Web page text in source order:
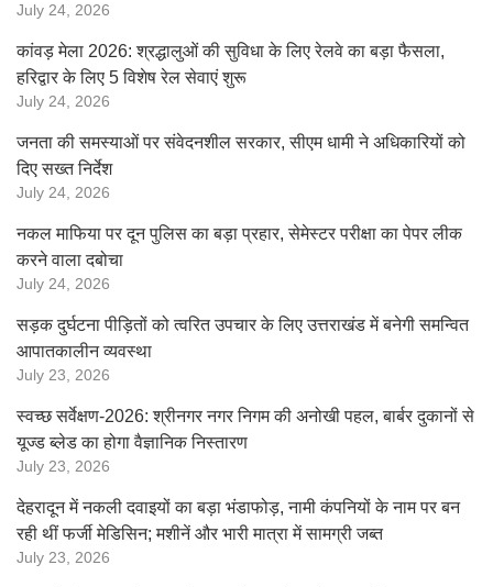
July 24, 2026
कांवड़ मेला 2026: श्रद्धालुओं की सुविधा के लिए रेलवे का बड़ा फैसला,
हरिद्वार के लिए 5 विशेष रेल सेवाएं शुरू
July 24, 2026
जनता की समस्याओं पर संवेदनशील सरकार, सीएम धामी ने अधिकारियों को
दिए सख्त निर्देश
July 24, 2026
नकल माफिया पर दून पुलिस का बड़ा प्रहार, सेमेस्टर परीक्षा का पेपर लीक
करने वाला दबोचा
July 24, 2026
सड़क दुर्घटना पीड़ितों को त्वरित उपचार के लिए उत्तराखंड में बनेगी समन्वित
आपातकालीन व्यवस्था
July 23, 2026
स्वच्छ सर्वेक्षण-2026: श्रीनगर नगर निगम की अनोखी पहल, बार्बर दुकानों से
यूज्ड ब्लेड का होगा वैज्ञानिक निस्तारण
July 23, 2026
देहरादून में नकली दवाइयों का बड़ा भंडाफोड़, नामी कंपनियों के नाम पर बन
रही थीं फर्जी मेडिसिन; मशीनें और भारी मात्रा में सामग्री जब्त
July 23, 2026